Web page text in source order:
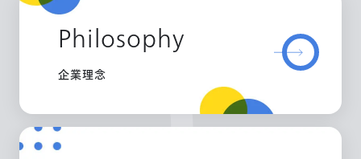
Philosophy
企業理念